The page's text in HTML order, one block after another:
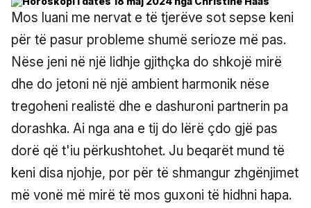
Mos luani me nervat e të tjerëve sot sepse keni
për të pasur probleme shumë serioze më pas.
Nëse jeni në një lidhje gjithçka do shkojë mirë
dhe do jetoni në një ambient harmonik nëse
tregoheni realistë dhe e dashuroni partnerin pa
dorashka. Ai nga ana e tij do lërë çdo gjë pas
dorë që t'iu përkushtohet. Ju beqarët mund të
keni disa njohje, por për të shmangur zhgënjimet
më vonë më mirë të mos guxoni të hidhni hapa.